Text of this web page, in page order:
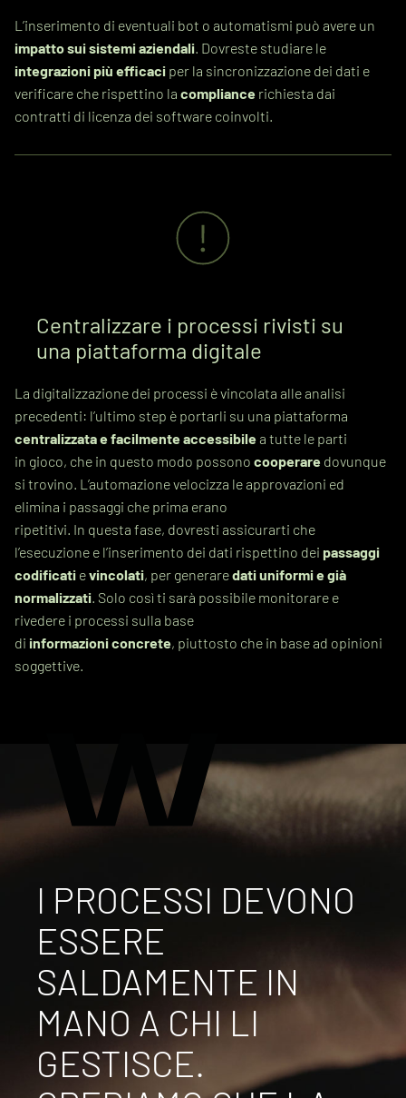
L’inserimento di eventuali bot o automatismi può avere un
impatto sui sistemi aziendali. Dovreste studiare le
integrazioni più efficaci per la sincronizzazione dei dati e
verificare che rispettino la compliance richiesta dai
contratti di licenza dei software coinvolti.
Centralizzare i processi rivisti su
una piattaforma digitale
La digitalizzazione dei processi è vincolata alle analisi
precedenti: l’ultimo step è portarli su una piattaforma
centralizzata e facilmente accessibilea tutte le parti
in gioco, che in questo modo possono cooperare dovunque
si trovino. L’automazione velocizza le approvazioni ed
elimina i passaggi che prima erano
ripetitivi. In questa fase, dovresti assicurarti che
l’esecuzione e l’inserimento dei dati rispettino dei passaggi
codificati evincolati, per generaredati uniformi e già
normalizzati . Solo così ti sarà possibile monitorare e
rivedere i processi sulla base
di informazioni concrete, piuttosto che in base ad opinioni
soggettive.
I PROCESSI DEVONO
ESSERE
SALDAMENTE IN
MANO A CHI LI
GESTISCE.